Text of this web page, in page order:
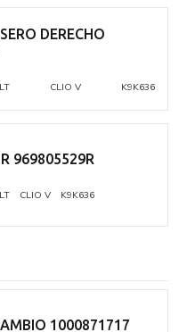
DERECHO
CLIO V K9K636
969805529R
CLIO V K9K636
1000871717